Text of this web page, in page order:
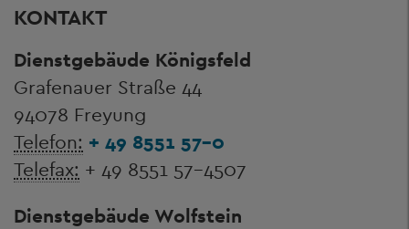
KONTAKT
Dienstgebäude Königsfeld
Grafenauer Straße 44
94078 Freyung
Telefon: + 49 8551 57-0
Telefax: + 49 8551 57-4507
Dienstgebäude Wolfstein